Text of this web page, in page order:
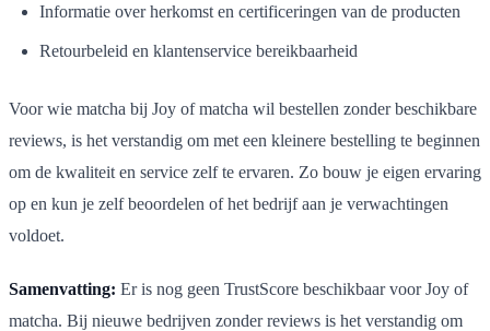
Informatie over herkomst en certificeringen van de producten
Retourbeleid en klantenservice bereikbaarheid
Voor wie matcha bij Joy of matcha wil bestellen zonder beschikbare
reviews, is het verstandig om met een kleinere bestelling te beginnen
om de kwaliteit en service zelf te ervaren. Zo bouw je eigen ervaring
op en kun je zelf beoordelen of het bedrijf aan je verwachtingen
voldoet.
Samenvatting: Er is nog geen TrustScore beschikbaar voor Joy of
matcha. Bij nieuwe bedrijven zonder reviews is het verstandig om